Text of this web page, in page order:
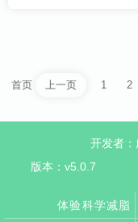
首页 上一页 1 2
开发者：
版本：v5.0.7
体验科学减脂